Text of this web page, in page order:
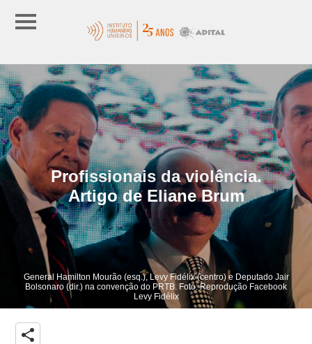
Profissionais da violência.
Artigo de Eliane Brum
General Hamilton Mourão (esq.), Levy Fidélix (centro) e Deputado Jair
Bolsonaro (dir.) na convenção do PRTB. Foto: Reprodução Facebook
Levy Fidélix
share